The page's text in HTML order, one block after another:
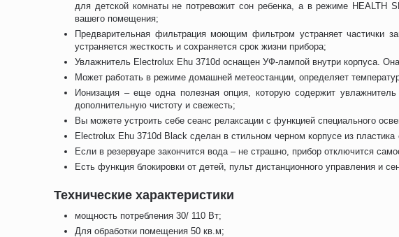
для детской комнаты не потревожит сон ребенка, а в режиме HEALTH
вашего помещения;
Предварительная фильтрация моющим фильтром устраняет частички
устраняется жесткость и сохраняется срок жизни прибора;
Увлажнитель Electrolux Ehu 3710d оснащен УФ-лампой внутри корпуса.
Может работать в режиме домашней метеостанции, определяет
Ионизация – еще одна полезная опция, которую содержит
дополнительную чистоту и свежесть;
Вы можете устроить себе сеанс релаксации с функцией специального
Electrolux Ehu 3710d Black сделан в стильном черном корпусе из
Если в резервуаре закончится вода – не страшно, прибор отключится
Есть функция блокировки от детей, пульт дистанционного управления и
Технические характеристики
мощность потребления 30/ 110 Вт;
Для обработки помещения 50 кв.м;